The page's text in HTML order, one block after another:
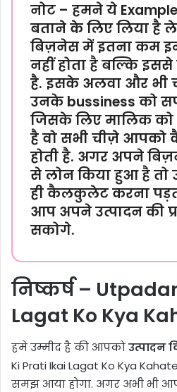
नोट – हमने ये
बताने के लिए लिया है
बिज़नेस में इतना कम
नहीं होता है बल्कि इससे
है. इसके अलवा और भी
उनके bussiness को
जिसके लिए मालिक को
है वो सभी चीज़े
होती है. अगर अपने
से लोन किया हुआ है तो
ही कैलकुलेट करना
आप अपने उत्पादन की
सकोगे.
निष्कर्ष –
Lagat Ko Kya
हमे उम्मीद है की आपकोउत्पादन
Ki Prati Ikai Lagat Ko Kya
समझ आया होगा. अगर अभी भी